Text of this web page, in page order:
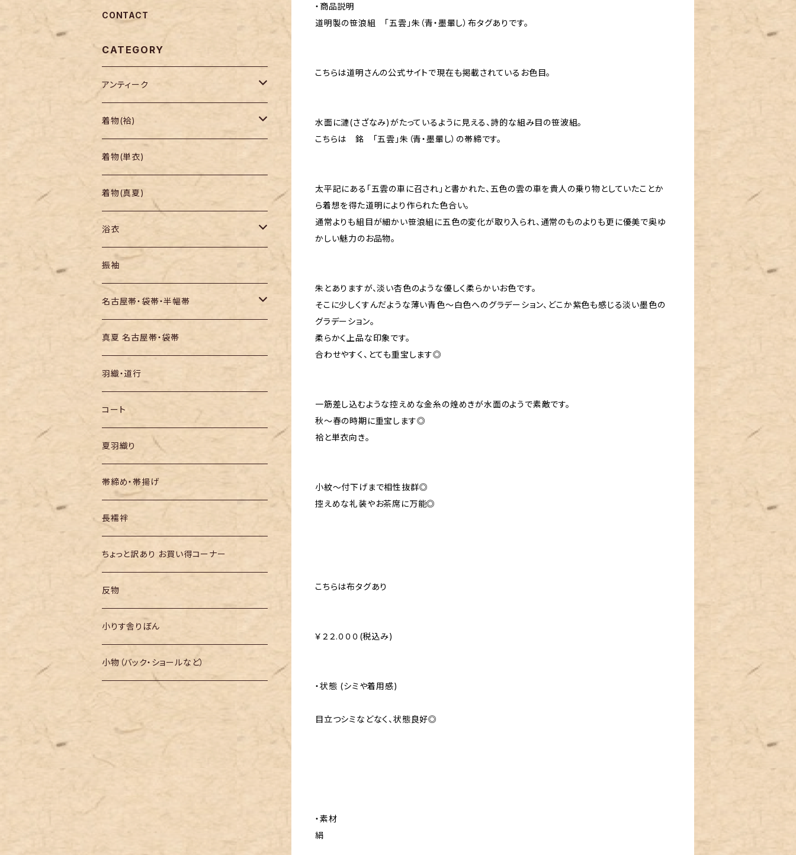
・商品説明
道明製の笹浪組 「五雲」朱（青・墨暈し）布タグありです。
こちらは道明さんの公式サイトで現在も掲載されているお色目。
水面に漣(さざなみ)がたっているように見える、詩的な組み目の笹波組。
こちらは 銘 「五雲」朱（青・墨暈し）の帯締です。
太平記にある「五雲の車に召され」と書かれた、五色の雲の車を貴人の乗り物としていたことか
ら着想を得た道明により作られた色合い。
通常よりも組目が細かい笹浪組に五色の変化が取り入られ、通常のものよりも更に優美で奥ゆ
かしい魅力のお品物。
朱とありますが、淡い杏色のような優しく柔らかいお色です。
そこに少しくすんだような薄い青色〜白色へのグラデーション、どこか紫色も感じる淡い墨色の
グラデーション。
柔らかく上品な印象です。
合わせやすく、とても重宝します◎
一筋差し込むような控えめな金糸の煌めきが水面のようで素敵です。
秋〜春の時期に重宝します◎
袷と単衣向き。
小紋〜付下げまで相性抜群◎
控えめな礼装やお茶席に万能◎
こちらは布タグあり
￥２２.０００(税込み)
・状態 (シミや着用感)
目立つシミなどなく、状態良好◎
・素材
絹
CONTACT
CATEGORY
アンティーク
着物
帯
羽織り・道行
着物(袷)
小紋
色無地・江戸小紋
紬
訪問着・付下
お召し
着物(単衣)
着物(真夏)
浴衣
セオα・ポリ
木綿・綿麻
絞りの浴衣
振袖
名古屋帯・袋帯・半幅帯
名古屋帯
袋帯
半幅帯
真夏 名古屋帯・袋帯
羽織・道行
コート
夏羽織り
帯締め・帯揚げ
長襦袢
ちょっと訳あり お買い得コーナー
反物
小りす舎りぼん
小物（バック・ショールなど）